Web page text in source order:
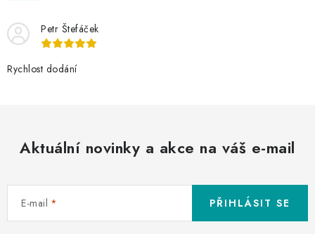
Petr Štefáček
Rychlost dodání
Aktuální novinky a akce na váš e-mail
E-mail PŘIHLÁSIT SE